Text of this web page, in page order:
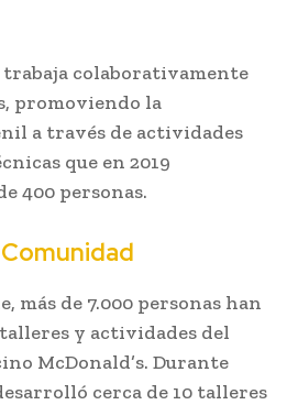
trabaja colaborativamente
promoviendo la
a través de actividades
que en 2019
400 personas.
más de 7.000 personas han
y actividades del
McDonald’s. Durante
cerca de 10 talleres